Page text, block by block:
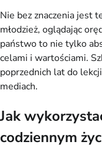
Nie bez znaczenia jest
młodzież, oglądając
państwo to nie tylko
celami i wartościami.
poprzednich lat do
mediach.
Jak
codziennym